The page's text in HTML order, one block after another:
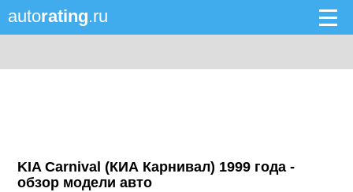
autorating.ru
KIA Carnival (КИА Карнивал) 1999 года -
обзор модели авто